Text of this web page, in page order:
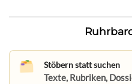
Stöbern statt suchen
Texte, Rubriken,